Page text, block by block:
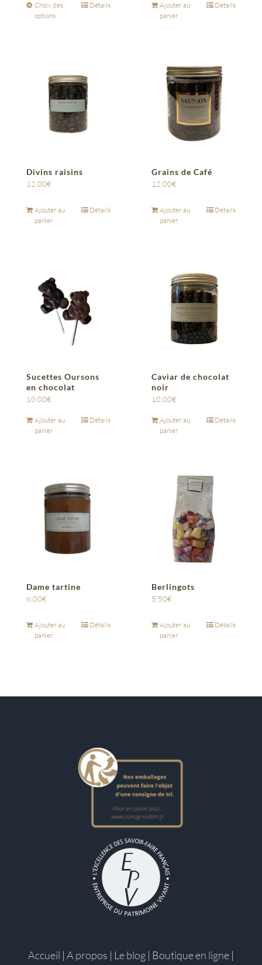
Choix des
options
Détails
Ajouter au
panier
Détails
Divins raisins
12,00€
Ajouter au
panier
Détails
Grains de Café
12,00€
Ajouter au
panier
Détails
Sucettes Oursons
en chocolat
10,00€
Ajouter au
panier
Détails
Caviar de chocolat
noir
10,00€
Ajouter au
panier
Détails
Dame tartine
8,00€
Ajouter au
panier
Détails
Berlingots
5,50€
Ajouter au
panier
Détails
Accueil | A propos | Le blog | Boutique en ligne |